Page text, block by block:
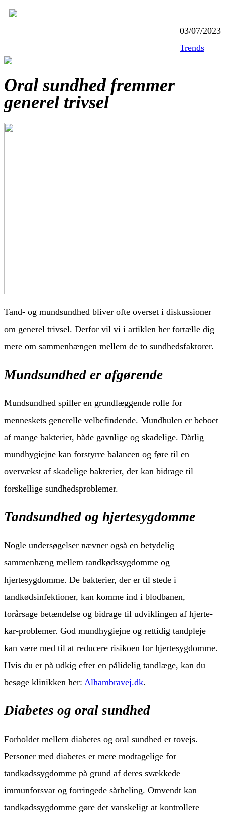
03/07/2023
Trends
Oral sundhed fremmer
generel trivsel
Tand- og mundsundhed bliver ofte overset i diskussioner
om generel trivsel. Derfor vil vi i artiklen her fortælle dig
mere om sammenhængen mellem de to sundhedsfaktorer.
Mundsundhed er afgørende
Mundsundhed spiller en grundlæggende rolle for
menneskets generelle velbefindende. Mundhulen er beboet
af mange bakterier, både gavnlige og skadelige. Dårlig
mundhygiejne kan forstyrre balancen og føre til en
overvækst af skadelige bakterier, der kan bidrage til
forskellige sundhedsproblemer.
Tandsundhed og hjertesygdomme
Nogle undersøgelser nævner også en betydelig
sammenhæng mellem tandkødssygdomme og
hjertesygdomme. De bakterier, der er til stede i
tandkødsinfektioner, kan komme ind i blodbanen,
forårsage betændelse og bidrage til udviklingen af hjerte-
kar-problemer. God mundhygiejne og rettidig tandpleje
kan være med til at reducere risikoen for hjertesygdomme.
Hvis du er på udkig efter en pålidelig tandlæge, kan du
besøge klinikken her: Alhambravej.dk.
Diabetes og oral sundhed
Forholdet mellem diabetes og oral sundhed er tovejs.
Personer med diabetes er mere modtagelige for
tandkødssygdomme på grund af deres svækkede
immunforsvar og forringede sårheling. Omvendt kan
tandkødssygdomme gøre det vanskeligt at kontrollere